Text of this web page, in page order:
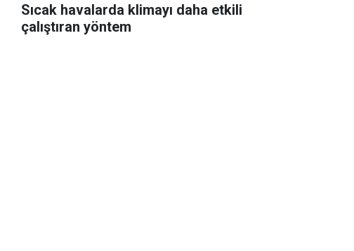
Sıcak havalarda klimayı daha etkili
çalıştıran yöntem